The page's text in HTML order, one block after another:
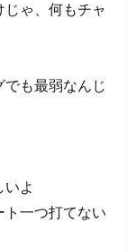
ゃ、何もチャ
も最弱なんじ
いよ
ト一つ打てない